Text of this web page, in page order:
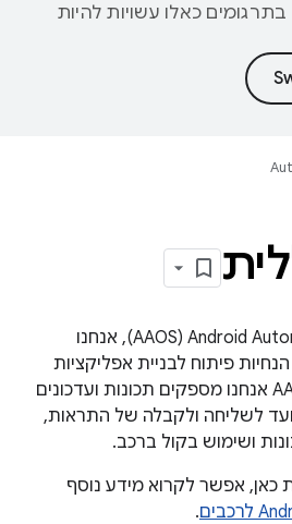
כאלו עשויות להיות
כדי לתמוך ב-Android Automotive OS‏ (AAOS), אנחנו
פיתוח לבניית אפליקציות
לרכב. בכל גרסה של AAOS אנחנו מספקים תכונות ועדכונים
לשליחה ולקבלה של התראות,
ושימוש בקול ברכב.
כאן, אפשר לקרוא מידע נוסף
.